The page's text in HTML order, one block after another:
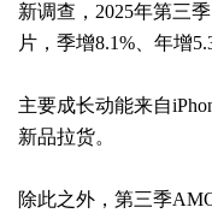
新调查，2025年第三
片，季增8.1%、年增
主要成长动能来自
新品拉货。
除此之外，第三季